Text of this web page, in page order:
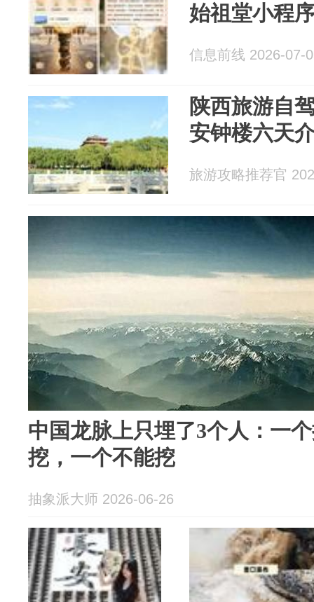
始祖堂小程
信息前线 2026-07-
陕西旅游自
安钟楼六天
旅游攻略推荐官
中国龙脉上只埋了3个人：一
挖，一个不能挖
抽象派大师 2026-06-26